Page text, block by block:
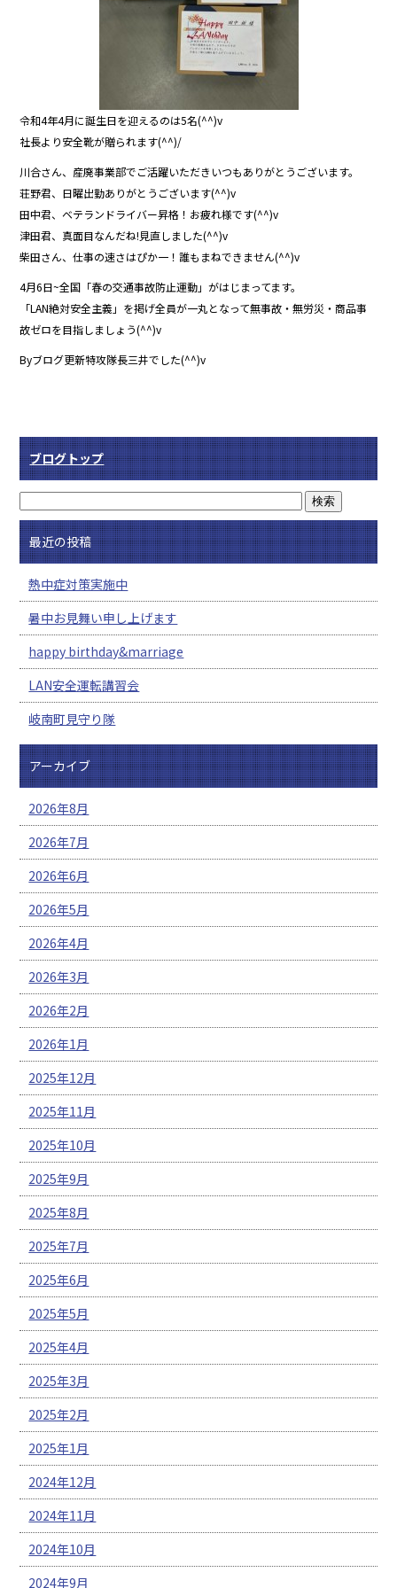
令和4年4月に誕生日を迎えるのは5名(^^)v
社長より安全靴が贈られます(^^)/
川合さん、産廃事業部でご活躍いただきいつもありがとうございます。
荘野君、日曜出勤ありがとうございます(^^)v
田中君、ベテランドライバー昇格！お疲れ様です(^^)v
津田君、真面目なんだね!見直しました(^^)v
柴田さん、仕事の速さはぴか一！誰もまねできません(^^)v
4月6日~全国「春の交通事故防止運動」がはじまってます。
「LAN絶対安全主義」を掲げ全員が一丸となって無事故・無労災・商品事
故ゼロを目指しましょう(^^)v
Byブログ更新特攻隊長三井でした(^^)v
ブログトップ
最近の投稿
熱中症対策実施中
暑中お見舞い申し上げます
happy birthday&marriage
LAN安全運転講習会
岐南町見守り隊
アーカイブ
2026年8月
2026年7月
2026年6月
2026年5月
2026年4月
2026年3月
2026年2月
2026年1月
2025年12月
2025年11月
2025年10月
2025年9月
2025年8月
2025年7月
2025年6月
2025年5月
2025年4月
2025年3月
2025年2月
2025年1月
2024年12月
2024年11月
2024年10月
2024年9月